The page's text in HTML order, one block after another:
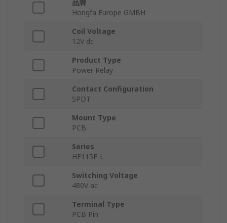
品牌
Hongfa Europe GMBH
Coil Voltage
12V dc
Product Type
Power Relay
Contact Configuration
SPDT
Mount Type
PCB
Series
HF115F-L
Switching Voltage
480V ac
Terminal Type
PCB Pin